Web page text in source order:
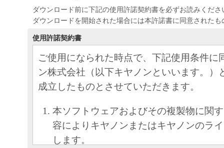
ダウンロード前に下記の使用許諾契約書を必ずお読みくださ
ダウンロードを開始された場合には本許諾書に同意された
使用許諾契約書
ご使用になられた時点で、下記使用条件に
ン株式会社（以下キヤノンといいます。）
成立したものとさせていただきます。
本ソフトウェアおよびその複製物に関
容によりキヤノンまたはキヤノンのラ
します。